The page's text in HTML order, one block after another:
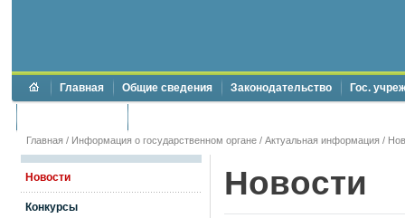
Главная Общие сведения Законодательство Гос.
Главная / Информация о государственном органе / Актуальная информация /
Новости
Конкурсы
Новости